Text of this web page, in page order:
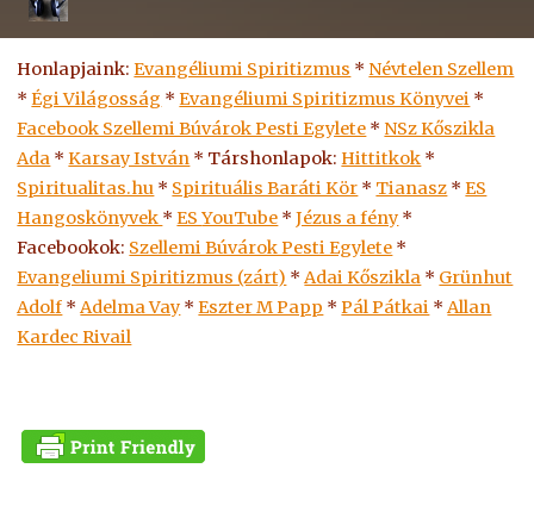
Honlapjaink:Evangéliumi Spiritizmus * Névtelen Szellem
*Égi Világosság *Evangéliumi Spiritizmus Könyvei *
Facebook Szellemi Búvárok Pesti Egylete * NSz Kőszikla
Ada *Karsay István * Társhonlapok:Hittitkok *
Spiritualitas.hu * Spirituális Baráti Kör * Tianasz *ES
Hangoskönyvek *ESYouTube *Jézus a fény *
Facebookok: Szellemi Búvárok Pesti Egylete *
Evangeliumi Spiritizmus (zárt) *Adai Kőszikla * Grünhut
Adolf *Adelma Vay *Eszter M Papp *Pál Pátkai *Allan
Kardec Rivail